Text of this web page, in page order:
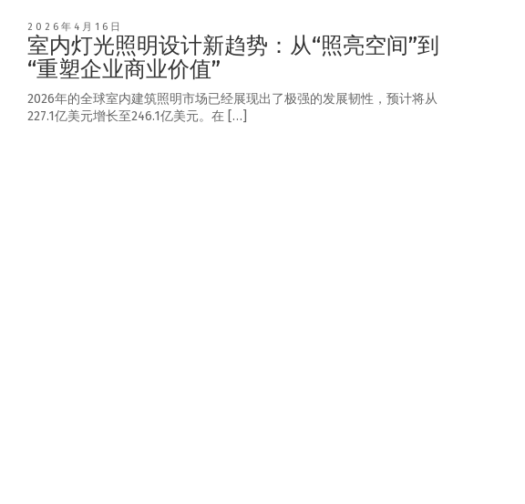
2026年4月16日
室内灯光照明设计新趋势：从“照亮空间”到
“重塑企业商业价值”
2026年的全球室内建筑照明市场已经展现出了极强的发展韧性，预计将从
227.1亿美元增长至246.1亿美元。在 […]